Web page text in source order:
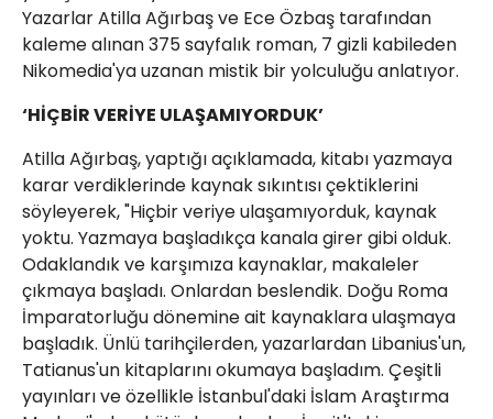
Yazarlar Atilla Ağırbaş ve Ece Özbaş tarafından
kaleme alınan 375 sayfalık roman, 7 gizli kabileden
Nikomedia'ya uzanan mistik bir yolculuğu anlatıyor.
‘HİÇBİR VERİYE ULAŞAMIYORDUK’
Atilla Ağırbaş, yaptığı açıklamada, kitabı yazmaya
karar verdiklerinde kaynak sıkıntısı çektiklerini
söyleyerek, "Hiçbir veriye ulaşamıyorduk, kaynak
yoktu. Yazmaya başladıkça kanala girer gibi olduk.
Odaklandık ve karşımıza kaynaklar, makaleler
çıkmaya başladı. Onlardan beslendik. Doğu Roma
İmparatorluğu dönemine ait kaynaklara ulaşmaya
başladık. Ünlü tarihçilerden, yazarlardan Libanius'un,
Tatianus'un kitaplarını okumaya başladım. Çeşitli
yayınları ve özellikle İstanbul'daki İslam Araştırma